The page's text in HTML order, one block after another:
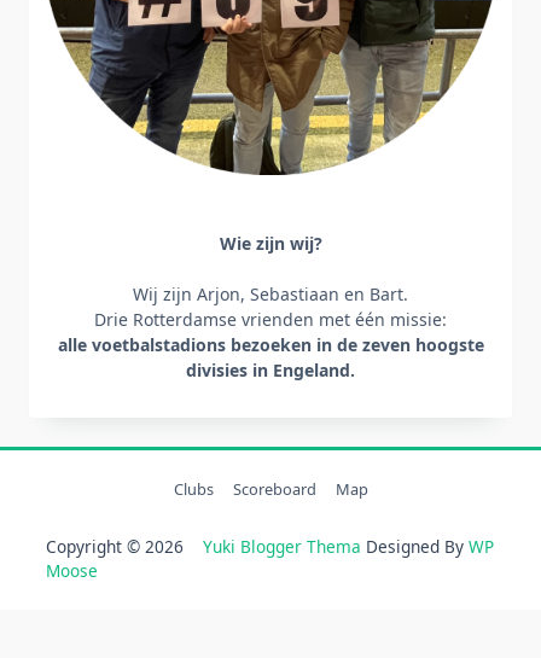
Wie zijn wij?
Wij zijn Arjon, Sebastiaan en Bart.
Drie Rotterdamse vrienden met één missie:
alle voetbalstadions bezoeken in de zeven hoogste
divisies in Engeland.
Clubs Scoreboard Map
Copyright © 2026 Yuki Blogger Thema Designed By WP
Moose